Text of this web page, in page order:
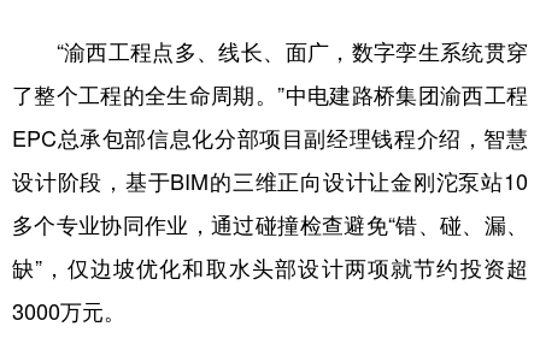
“渝西工程点多、线长、面广，数字孪生系统贯穿
了整个工程的全生命周期。”中电建路桥集团渝西工程
EPC总承包部信息化分部项目副经理钱程介绍，智慧
设计阶段，基于BIM的三维正向设计让金刚沱泵站10
多个专业协同作业，通过碰撞检查避免“错、碰、漏、
缺”，仅边坡优化和取水头部设计两项就节约投资超
3000万元。